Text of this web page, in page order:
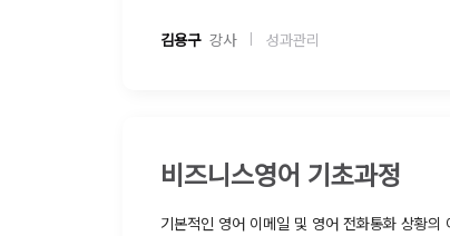
김용구 강사 성과관리
비즈니스영어 기초과정
기본적인 영어 이메일 및 영어 전화통화 상황의 이해와 연습